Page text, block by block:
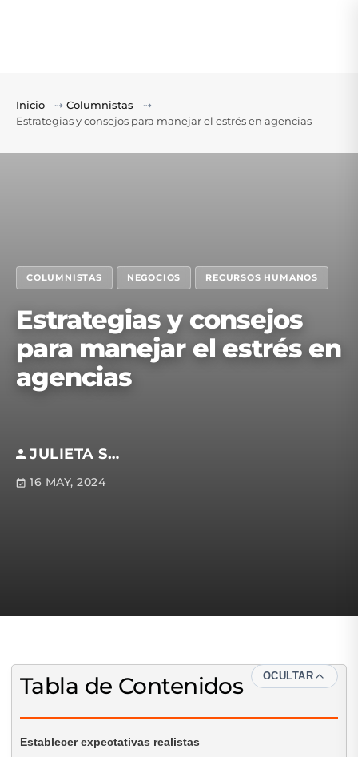
Inicio ⇢ Columnistas
⇢
Estrategias y consejos para manejar el estrés en agencias
COLUMNISTAS NEGOCIOS RECURSOS HUMANOS
Estrategias y consejos
para manejar el estrés en
agencias
JULIETA SKLIAREVSKY
16 MAY, 2024
Tabla de Contenidos OCULTAR
Establecer expectativas realistas